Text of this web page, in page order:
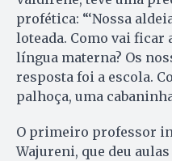
profética: “‘Nossa
loteada. Como vai ficar
língua materna? Os
resposta foi a escola.
palhoça, uma
O primeiro professor
Wajureni, que deu